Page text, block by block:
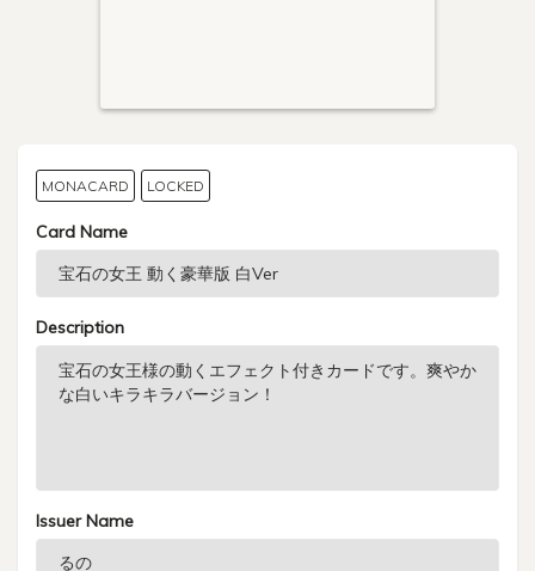
MONACARD LOCKED
Card Name
Description
Issuer Name